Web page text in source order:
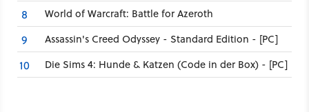
8 World of Warcraft: Battle for Azeroth
9 Assassin's Creed Odyssey - Standard Edition - [PC]
10 Die Sims 4: Hunde & Katzen (Code in der Box) - [PC]